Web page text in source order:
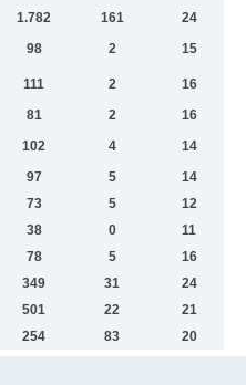
1.782 161
24
98 2
15
111 2
16
81 2
16
102 4
14
97 5
14
73 5
12
38 0
11
78 5
16
349 31
24
501 22
21
254 83 20